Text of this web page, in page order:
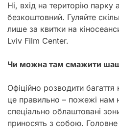
Ні, вхід на територію парку
безкоштовний. Гуляйте
лише за квитки на
Lviv Film Center.
Чи можна там смажити
Офіційно розводити
це правильно – пожежі нам
спеціально облаштовані
приносять з собою.